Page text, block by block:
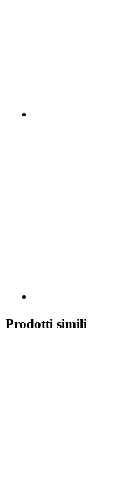
Prodotti simili